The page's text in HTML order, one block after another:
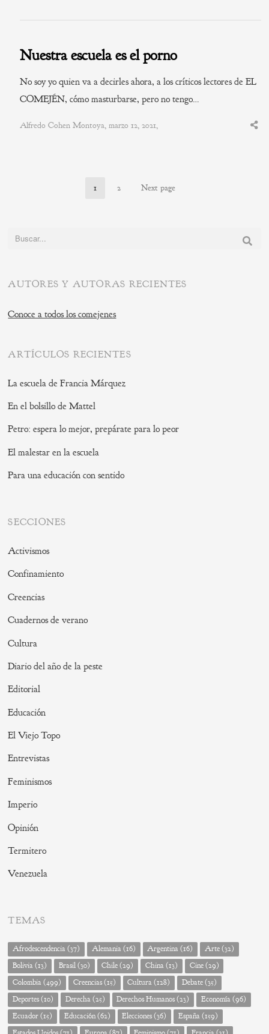
Nuestra escuela es el porno
No soy yo quien va a decirles ahora, a los críticos lectores de EL
COMEJÉN, cómo masturbarse, pero no tengo…
Alfredo Cohen Montoya, marzo 12, 2021,
Page
1 Page
2 Next page
Buscar:
AUTORES Y AUTORAS RECIENTES
Conoce a todos los comejenes
ARTÍCULOS RECIENTES
La escuela de Francia Márquez
En el bolsillo de Mattel
Petro: espera lo mejor, prepárate para lo peor
El malestar en la escuela
Para una educación con sentido
SECCIONES
Activismos
Confinamiento
Creencias
Cuadernos de verano
Cultura
Diario del año de la peste
Editorial
Educación
El Viejo Topo
Entrevistas
Feminismos
Imperio
Opinión
Termitero
Venezuela
TEMAS
Afrodescendencia(37) Alemania(16) Argentina(16) Arte(32)
Bolivia(13) Brasil(30) Chile(29) China(13) Cine(29)
Colombia(499) Creencias(15) Cultura(128) Debate(35)
Deportes(10) Derecha(25) Derechos Humanos(23) Economía(96)
Ecuador(15) Educación(62) Elecciones(36) España(159)